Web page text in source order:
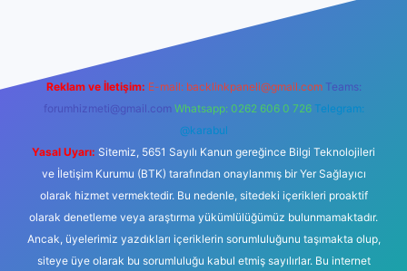
Reklam ve İletişim: E-mail: backlinkpaneli@gmail.com Teams:
forumhizmeti@gmail.com Whatsapp: 0262 606 0 726 Telegram:
@karabul
Yasal Uyarı: Sitemiz, 5651 Sayılı Kanun gereğince Bilgi Teknolojileri
ve İletişim Kurumu (BTK) tarafından onaylanmış bir Yer Sağlayıcı
olarak hizmet vermektedir. Bu nedenle, sitedeki içerikleri proaktif
olarak denetleme veya araştırma yükümlülüğümüz bulunmamaktadır.
Ancak, üyelerimiz yazdıkları içeriklerin sorumluluğunu taşımakta olup,
siteye üye olarak bu sorumluluğu kabul etmiş sayılırlar. Bu internet